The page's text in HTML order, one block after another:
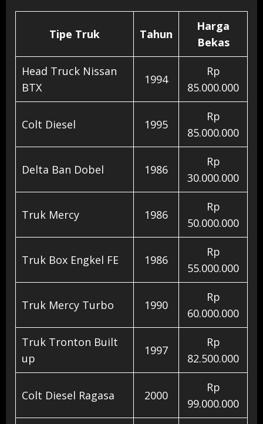
Tipe Truk Tahun
Harga
Bekas
Head Truck Nissan
BTX
1994
Rp
85.000.000
Colt Diesel 1995
Rp
85.000.000
Delta Ban Dobel 1986
Rp
30.000.000
Truk Mercy 1986
Rp
50.000.000
Truk Box Engkel FE 1986
Rp
55.000.000
Truk Mercy Turbo 1990
Rp
60.000.000
Truk Tronton Built
up
1997
Rp
82.500.000
Colt Diesel Ragasa 2000
Rp
99.000.000